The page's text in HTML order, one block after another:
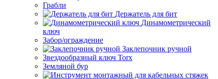
Грабли
Держатель для бит
Динамометрический
ключ
Забор/ограждение
Заклепочник ручной
Звездообразный ключ Torx
Земляной бур